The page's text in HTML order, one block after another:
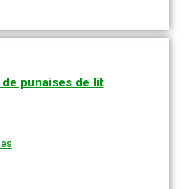
punaises de lit